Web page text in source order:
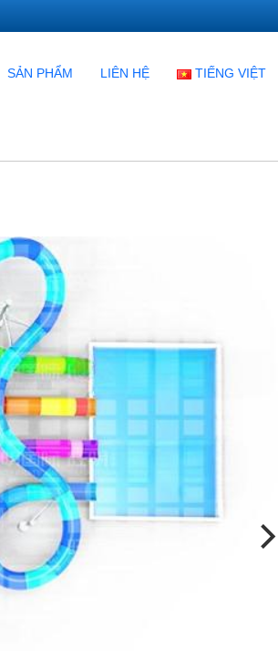
SẢN PHẨM LIÊN HỆ TIẾNG VIỆT